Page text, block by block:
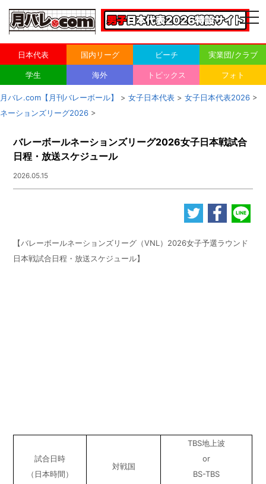
日本代表 国内リーグ ビーチ 実業団/クラブ
学生 海外 トピックス フォト
月バレ.com【月刊バレーボール】 > 女子日本代表 > 女子日本代表2026 >
ネーションズリーグ2026 >
バレーボールネーションズリーグ2026女子日本戦試合
日程・放送スケジュール
2026.05.15
【バレーボールネーションズリーグ（VNL） 2026女子予選ラウンド
日本戦試合日程・放送スケジュール】
試合日時
（日本時間）
対戦国
TBS地上波
or
BS-TBS